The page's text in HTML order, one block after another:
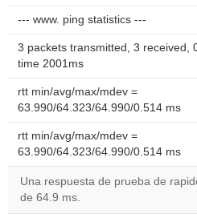
--- www. ping statistics ---
3 packets transmitted, 3 received,
time 2001ms
rtt min/avg/max/mdev =
63.990/64.323/64.990/0.514 ms
rtt min/avg/max/mdev =
63.990/64.323/64.990/0.514 ms
Una respuesta de prueba de
de 64.9 ms.